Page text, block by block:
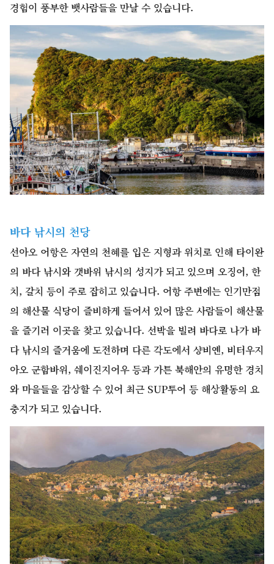
경험이 풍부한 뱃사람들을 만날 수 있습니다.
바다 낚시의 천당
선아오 어항은 자연의 천혜를 입은 지형과 위치로 인해 타이완
의 바다 낚시와 갯바위 낚시의 성지가 되고 있으며 오징어, 한
치, 갈치 등이 주로 잡히고 있습니다. 어항 주변에는 인기만점
의 해산물 식당이 즐비하게 들어서 있어 많은 사람들이 해산물
을 즐기러 이곳을 찾고 있습니다. 선박을 빌려 바다로 나가 바
다 낚시의 즐거움에 도전하며 다른 각도에서 샹비옌, 비터우지
아오 군함바위, 쉐이진지어우 등과 가튼 북해안의 유명한 경치
와 마을들을 감상할 수 있어 최근 SUP투어 등 해상활동의 요
충지가 되고 있습니다.